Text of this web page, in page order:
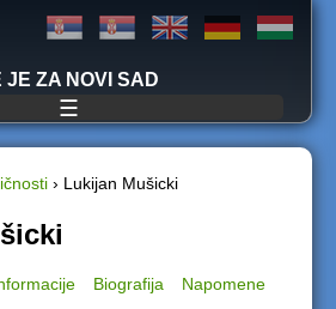
Jump to navigation
JE ZA NOVI SAD
☰
› Lukijan Mušicki
Biografija Napomene